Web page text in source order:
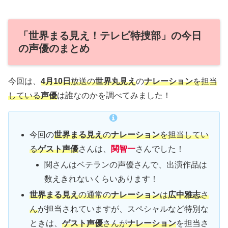
「世界まる見え！テレビ特捜部」の今日
の声優のまとめ
今回は、 4月10日放送の世界丸見えのナレーションを担当
している声優は誰なのかを調べてみました！
今回の世界まる見えのナレーションを担当してい
るゲスト声優さんは、 関智一さんでした！
関さんはベテランの声優さんで、出演作品は
数えきれないくらいあります！
世界まる見えの通常のナレーションは広中雅志さ
んが担当されていますが、スペシャルなど特別な
ときは、ゲスト声優さんがナレーションを担当さ